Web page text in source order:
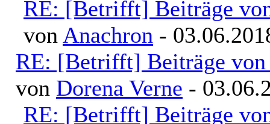
RE: [Betrifft] Beiträge
von Anachron -
RE: [Betrifft] Beiträge von
von Dorena Verne -
RE: [Betrifft] Beiträge